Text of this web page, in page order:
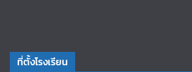
ที่ตั้งโรงเรียน